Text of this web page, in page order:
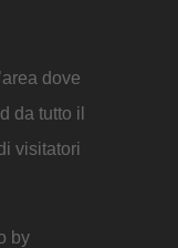
dove
da tutto il
visitatori
by